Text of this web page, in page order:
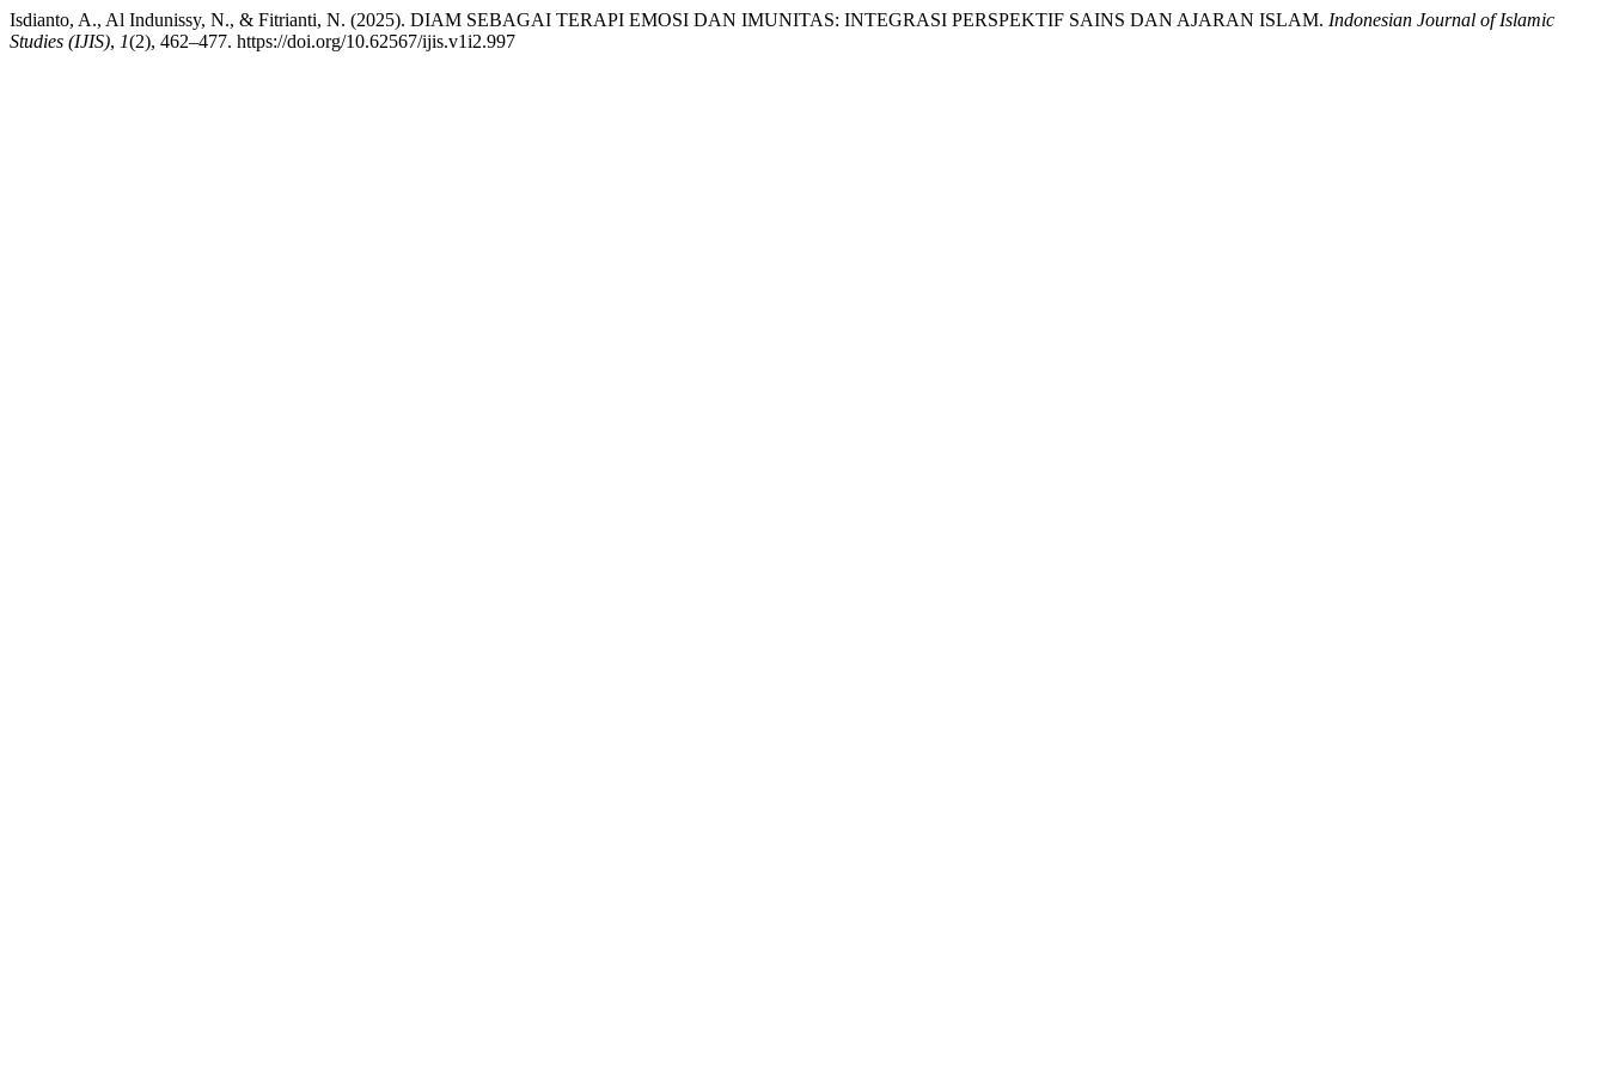
Isdianto, A., Al Indunissy, N., & Fitrianti, N. (2025). DIAM SEBAGAI TERAPI EMOSI DAN IMUNITAS: INTEGRASI PERSPEKTIF SAINS DAN AJARAN ISLAM. Indonesian Journal of Islamic
Studies (IJIS), 1(2), 462–477. https://doi.org/10.62567/ijis.v1i2.997